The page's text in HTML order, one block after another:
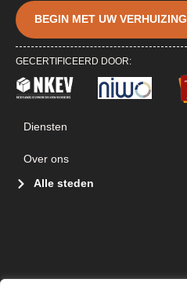
BEGIN MET UW VERHUIZING
GECERTIFICEERD DOOR:
Diensten
Over ons
Alle steden